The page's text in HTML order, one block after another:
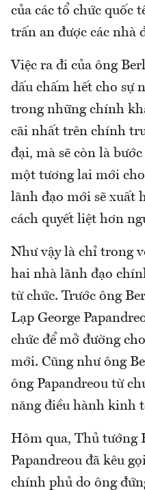
của các tổ chức quốc
trấn an được các nhà
Việc ra đi của ông
dấu chấm hết cho sự
trong những chính
cãi nhất trên chính
đại, mà sẽ còn là
một tương lai mới
lãnh đạo mới sẽ xuất
cách quyết liệt hơn
Như vậy là chỉ trong
hai nhà lãnh đạo
từ chức. Trước ông
Lạp George
chức để mở đường
mới. Cũng như ông
ông Papandreou từ
năng điều hành kinh
Hôm qua, Thủ tướng
Papandreou đã kêu
chính phủ do ông